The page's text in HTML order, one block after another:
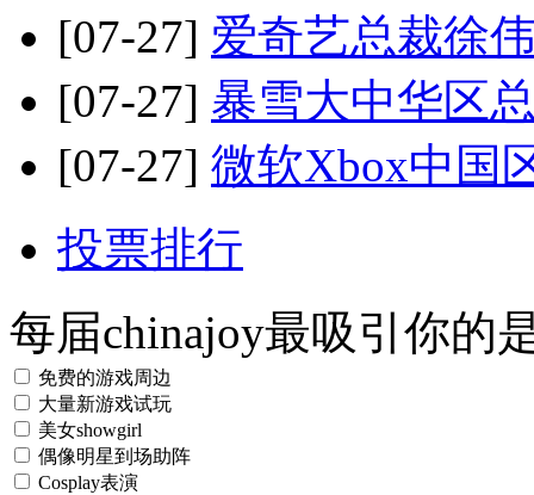
[07-27] 爱奇艺总裁徐
[07-27] 暴雪大中华区
[07-27] 微软Xbox中国
投票排行
每届chinajoy最吸引你的
免费的游戏周边
大量新游戏试玩
美女showgirl
偶像明星到场助阵
Cosplay表演